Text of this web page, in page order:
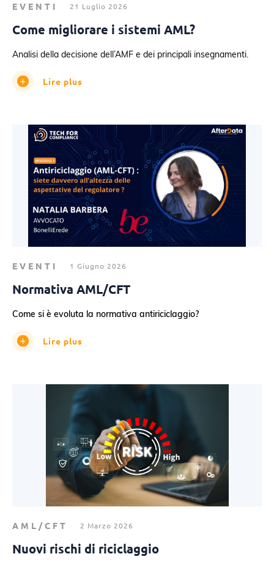
EVENTI 21 Luglio 2026
Come migliorare i sistemi AML?
Analisi della decisione dell’AMF e dei principali insegnamenti.
Lire plus
EVENTI 1 Giugno 2026
Normativa AML/CFT
Come si è evoluta la normativa antiriciclaggio?
Lire plus
AML/CFT 2 Marzo 2026
Nuovi rischi di riciclaggio